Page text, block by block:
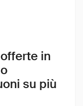
in
su più